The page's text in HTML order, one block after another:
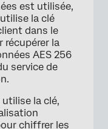
est utilisée,
la clé
dans le
récupérer la
AES 256
service de
la clé,
chiffrer les